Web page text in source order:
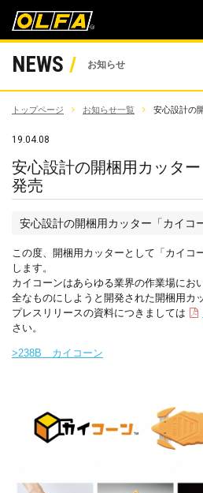
NEWS お知らせ
トップページ お知らせ一覧 安心設計の
19.04.08
安心設計の開梱用カッタ
発売
安心設計の開梱用カッター「カイコ
この度、開梱用カッターとして「カイコ
します。
カイコーンはあらゆる業界の作業場にお
全なものにしようと開発された開梱用カ
プレスリリースの資料につきましては
さい。
>238B カイコーン